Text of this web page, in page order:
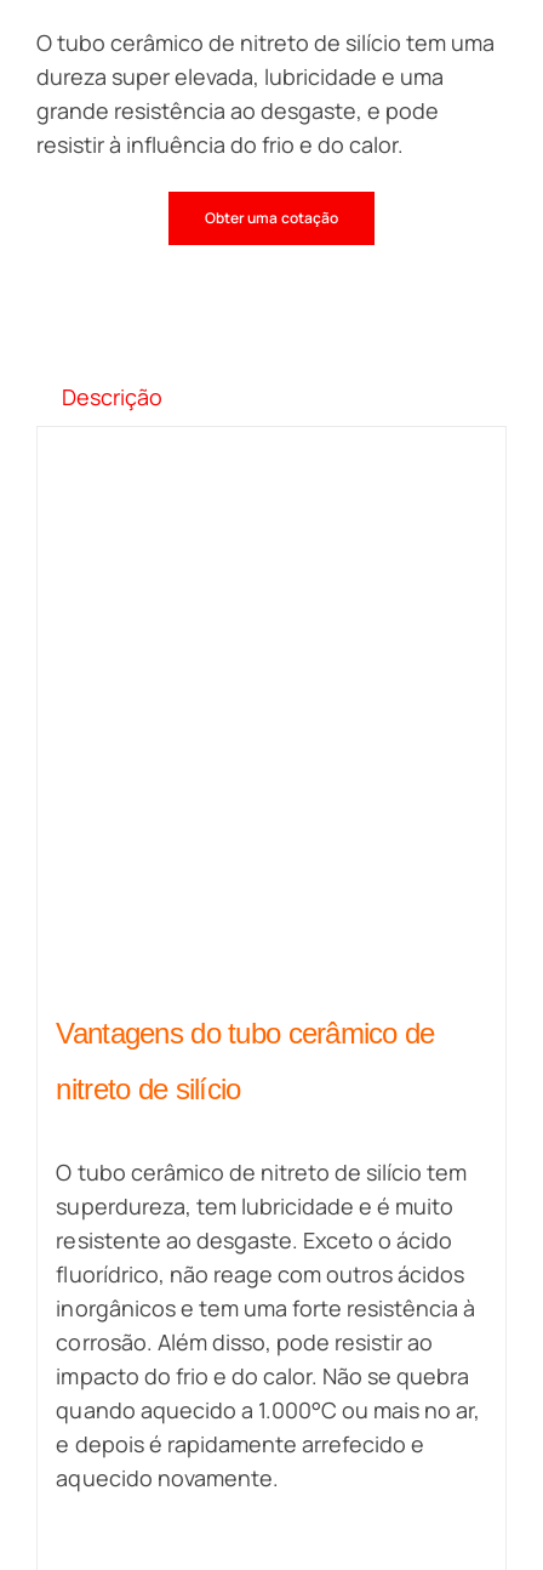
O tubo cerâmico de nitreto de silício tem uma
dureza super elevada, lubricidade e uma
grande resistência ao desgaste, e pode
resistir à influência do frio e do calor.
Obter uma cotação
Descrição
Vantagens do tubo cerâmico de
nitreto de silício
O tubo cerâmico de nitreto de silício tem
superdureza, tem lubricidade e é muito
resistente ao desgaste. Exceto o ácido
fluorídrico, não reage com outros ácidos
inorgânicos e tem uma forte resistência à
corrosão. Além disso, pode resistir ao
impacto do frio e do calor. Não se quebra
quando aquecido a 1.000°C ou mais no ar,
e depois é rapidamente arrefecido e
aquecido novamente.